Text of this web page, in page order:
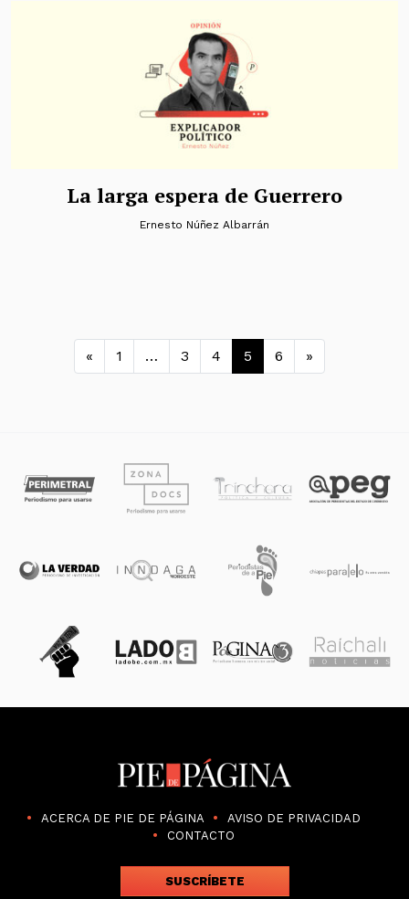
La larga espera de Guerrero
Ernesto Núñez Albarrán
Navegación de entradas
« 1 … 3 4 5 6 »
ACERCA DE PIE DE PÁGINA
AVISO DE PRIVACIDAD
CONTACTO
SUSCRÍBETE